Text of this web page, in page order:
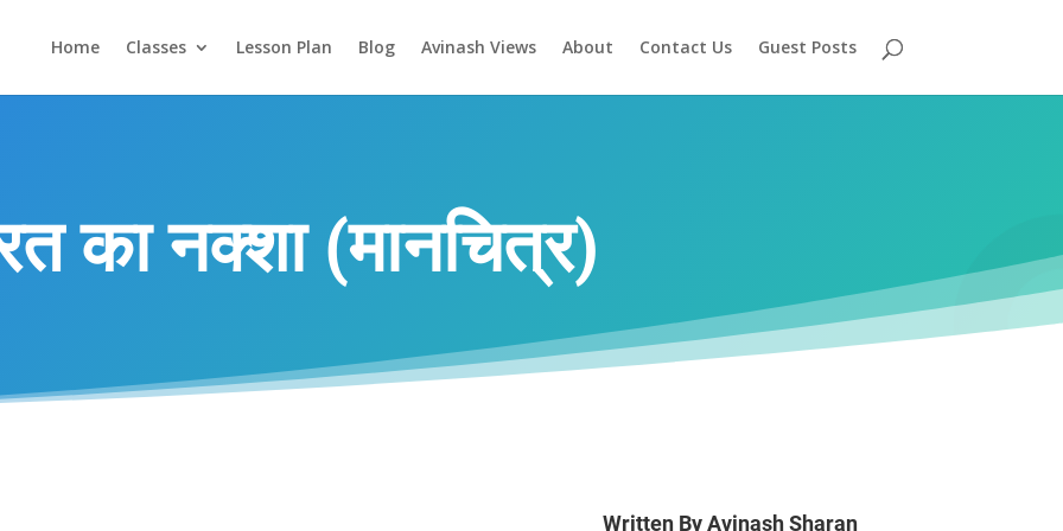
Home Classes Lesson Plan Blog Avinash Views About Contact Us Guest Posts
का नक्शा (मानचित्र)
Written ByAvinash Sharan